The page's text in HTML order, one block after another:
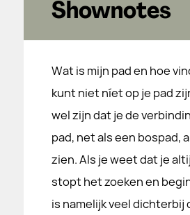
Shownotes
Wat is mijn pad en hoe
kunt niet níet op je pad
wel zijn dat je de
pad, net als een bospad,
zien. Als je weet dat je
stopt het zoeken en
is namelijk veel dichterbij